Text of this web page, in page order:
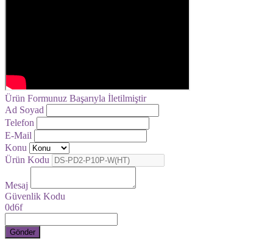
Ürün Formunuz Başarıyla İletilmiştir
Ad Soyad
Telefon
E-Mail
Konu
Ürün Kodu
Mesaj
Güvenlik Kodu
0d6f
Gönder